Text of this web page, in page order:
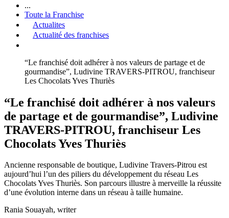
...
Toute la Franchise
Actualites
Actualité des franchises
“Le franchisé doit adhérer à nos valeurs de partage et de
gourmandise”, Ludivine TRAVERS-PITROU, franchiseur
Les Chocolats Yves Thuriès
“Le franchisé doit adhérer à nos valeurs
de partage et de gourmandise”, Ludivine
TRAVERS-PITROU, franchiseur Les
Chocolats Yves Thuriès
Ancienne responsable de boutique, Ludivine Travers-Pitrou est
aujourd’hui l’un des piliers du développement du réseau Les
Chocolats Yves Thuriès. Son parcours illustre à merveille la réussite
d’une évolution interne dans un réseau à taille humaine.
Rania Souayah, writer